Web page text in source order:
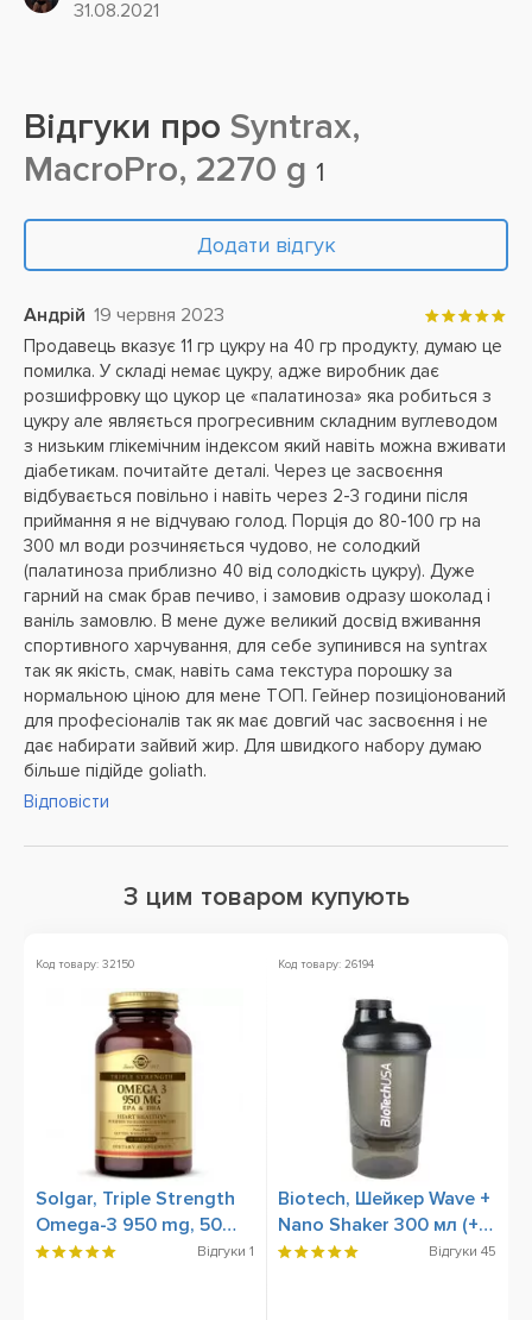
участвующих в...
31.08.2021
Відгуки про Syntrax,
MacroPro, 2270 g 1
Додати відгук
Андрій 19 червня 2023
Продавець вказує 11 гр цукру на 40 гр продукту, думаю це
помилка. У складі немає цукру, адже виробник дає
розшифровку що цукор це «палатиноза» яка робиться з
цукру але являється прогресивним складним вуглеводом
з низьким глікемічним індексом який навіть можна вживати
діабетикам. почитайте деталі. Через це засвоєння
відбувається повільно і навіть через 2-3 години після
приймання я не відчуваю голод. Порція до 80-100 гр на
300 мл води розчиняється чудово, не солодкий
(палатиноза приблизно 40 від солодкість цукру). Дуже
гарний на смак брав печиво, і замовив одразу шоколад і
ваніль замовлю. В мене дуже великий досвід вживання
спортивного харчування, для себе зупинився на syntrax
так як якість, смак, навіть сама текстура порошку за
нормальною ціною для мене ТОП. Гейнер позиціонований
для професіоналів так як має довгий час засвоєння і не
дає набирати зайвий жир. Для швидкого набору думаю
більше підійде goliath.
Відповісти
З цим товаром купують
Код товару: 32150
Solgar, Triple Strength
Omega-3 950 mg, 50
Softgels
Відгуки 1
Код товару: 26194
Biotech, Шейкер Wave +
Nano Shaker 300 мл (+
150 мл) Panther Black
Відгуки 45